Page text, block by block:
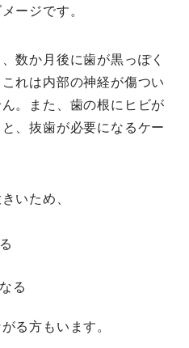
ージです。
数か月後に歯が黒っぽく
れは内部の神経が傷つい
。また、歯の根にヒビが
、抜歯が必要になるケー
いため、
る
る方もいます。